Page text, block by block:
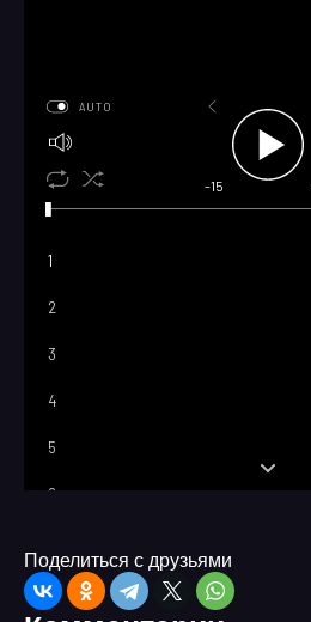
-15
AUTO
1
2
3
4
5
6
8
Поделиться с друзьями